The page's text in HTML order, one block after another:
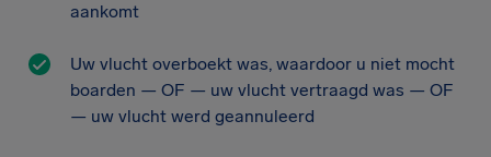
aankomt
Uw vlucht overboekt was, waardoor u niet mocht
boarden — OF — uw vlucht vertraagd was — OF
— uw vlucht werd geannuleerd